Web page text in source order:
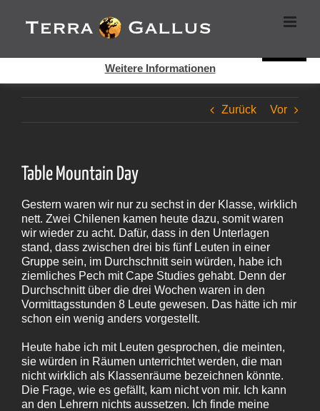
Inhalt
springen
Zurück Vor
Table Mountain Day
Gestern waren wir nur zu sechst in der Klasse, wirklich
nett. Zwei Chilenen kamen heute dazu, somit waren
wir wieder zu acht. Dafür, dass in den Unterlagen
stand, dass zwischen drei bis fünf Leuten in einer
Gruppe sein, im Durchschnitt sein würden, habe ich
ziemliches Pech mit Cape Studies gehabt. Denn der
Durchschnitt über die drei Wochen waren in den
Vormittagsstunden 8 Leute gewesen. Das hätte ich mir
schon ein wenig anders vorgestellt.
Heute habe ich mit Leuten gesprochen, die meinten,
sie würden in Räumen unterrichtet werden, die man
nicht wirklich als Klassenräume bezeichnen könnte.
Die Frage, wie es gefällt, kam nicht von mir. Ich kann
an den Lehrern nichts aussetzen. Ich finde meine
Cookies helfen auf auf dieser Seite bei der Bereitstellung der
Dienste. Durch die Nutzung dieser Webseite erklären Sie sich
Weitere Informationen